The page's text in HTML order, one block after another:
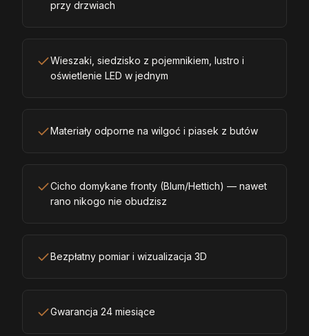
przy drzwiach
Wieszaki, siedzisko z pojemnikiem, lustro i
oświetlenie LED w jednym
Materiały odporne na wilgoć i piasek z butów
Cicho domykane fronty (Blum/Hettich) — nawet
rano nikogo nie obudzisz
Bezpłatny pomiar i wizualizacja 3D
Gwarancja 24 miesiące